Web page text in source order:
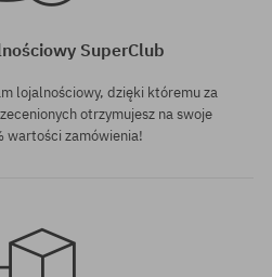
SuperClub
lojalnościowy, dzięki któremu za
otrzymujesz na swoje
wartości zamówienia!